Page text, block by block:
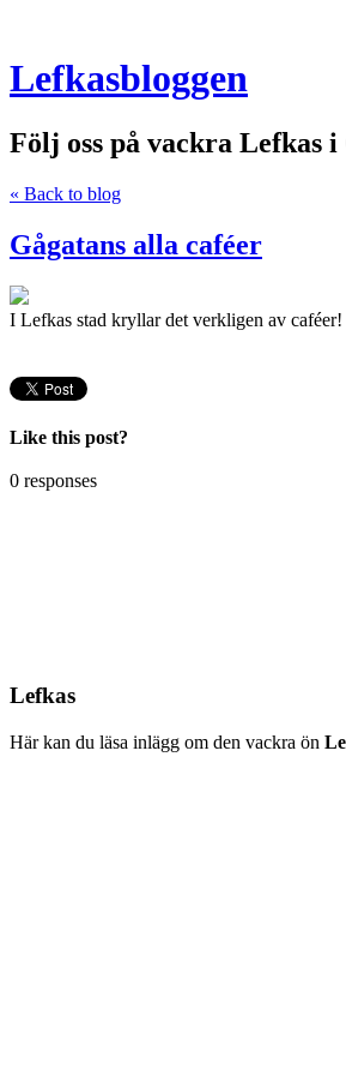
Lefkasbloggen
Följ oss på vackra Lefkas
« Back to blog
Gågatans alla caféer
I Lefkas stad kryllar det verkligen av
Like this post?
0 responses
Lefkas
Här kan du läsa inlägg om den vackra ön